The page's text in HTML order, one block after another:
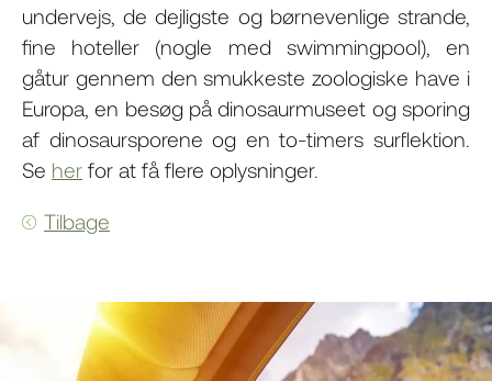
undervejs, de dejligste og børnevenlige strande,
fine hoteller (nogle med swimmingpool), en
gåtur gennem den smukkeste zoologiske have i
Europa, en besøg på dinosaurmuseet og sporing
af dinosaursporene og en to-timers surflektion.
Se her for at få flere oplysninger.
Tilbage